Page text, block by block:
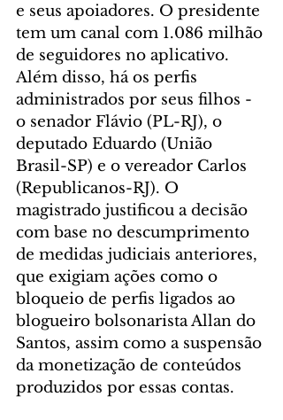
e seus apoiadores. O presidente
tem um canal com 1.086 milhão
de seguidores no aplicativo.
Além disso, há os perfis
administrados por seus filhos -
o senador Flávio (PL-RJ), o
deputado Eduardo (União
Brasil-SP) e o vereador Carlos
(Republicanos-RJ). O
magistrado justificou a decisão
com base no descumprimento
de medidas judiciais anteriores,
que exigiam ações como o
bloqueio de perfis ligados ao
blogueiro bolsonarista Allan do
Santos, assim como a suspensão
da monetização de conteúdos
produzidos por essas contas.